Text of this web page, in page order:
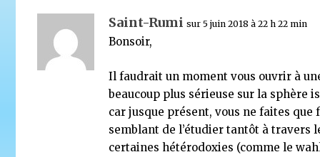
Saint-Rumi sur 5 juin 2018 à 22 h 22 min
Bonsoir,
Il faudrait un moment vous ouvrir à
beaucoup plus sérieuse sur la sphère
car jusque présent, vous ne faites que
semblant de l’étudier tantôt à travers
certaines hétérodoxies (comme le